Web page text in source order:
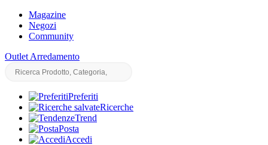
Magazine
Negozi
Community
Outlet Arredamento
Preferiti
Ricerche
Trend
Posta
Accedi